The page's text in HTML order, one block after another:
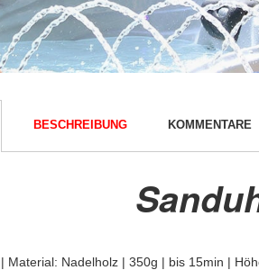
BESCHREIBUNG KOMMENTARE
| Material: Nadelholz | 350g | bis 15min |